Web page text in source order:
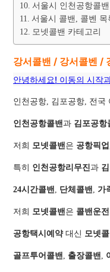
서울시 인천공항콜
서울시 콜밴, 콜벤 목
모넷콜밴 카테고리
강서콜밴 / 강서콜벤 /
안녕하세요! 이동의 시작
인천공항, 김포공항, 전국
인천공항콜밴과 김포공항
저희 모넷콜밴 은 공항픽업
특히 인천공항리무진과
24시간콜밴 단체콜밴 가
저희 모넷콜밴 은 콜밴운
공항택시예약대신 모넷콜
골프투어콜밴 출장콜밴